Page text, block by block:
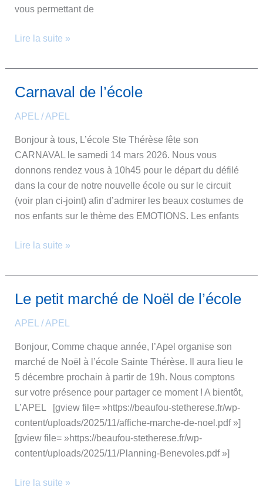
vous permettant de
Lire la suite »
Carnaval de l’école
APEL /APEL
Bonjour à tous, L’école Ste Thérèse fête son
CARNAVAL le samedi 14 mars 2026. Nous vous
donnons rendez vous à 10h45 pour le départ du défilé
dans la cour de notre nouvelle école ou sur le circuit
(voir plan ci-joint) afin d’admirer les beaux costumes de
nos enfants sur le thème des EMOTIONS. Les enfants
Carnaval
l’école
Lire la suite »
Le petit marché de Noël de l’école
APEL /APEL
Bonjour, Comme chaque année, l’Apel organise son
marché de Noël à l’école Sainte Thérèse. Il aura lieu le
5 décembre prochain à partir de 19h. Nous comptons
sur votre présence pour partager ce moment ! A bientôt,
L’APEL [gview file= »https://beaufou-stetherese.fr/wp-
content/uploads/2025/11/affiche-marche-de-noel.pdf »]
[gview file= »https://beaufou-stetherese.fr/wp-
content/uploads/2025/11/Planning-Benevoles.pdf »]
Le
marché
de
de
l’école
Lire la suite »